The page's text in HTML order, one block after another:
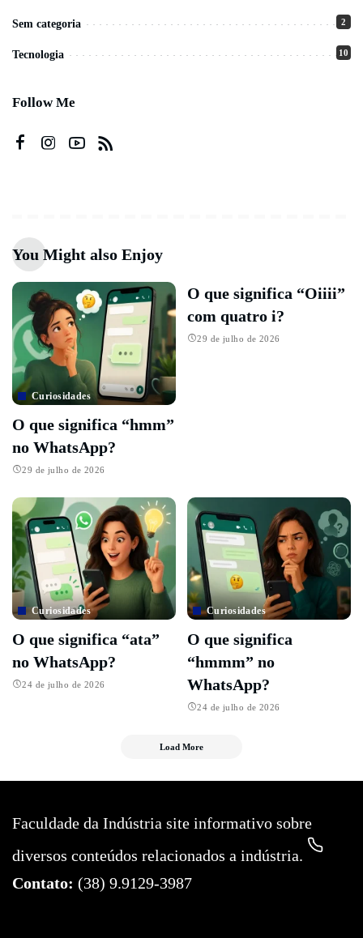
Sem categoria 2
Tecnologia 10
Follow Me
You Might also Enjoy
Curiosidades
O que significa “hmm”
no WhatsApp?
29 de julho de 2026
O que significa “Oiiii”
com quatro i?
29 de julho de 2026
Curiosidades
O que significa “ata”
no WhatsApp?
24 de julho de 2026
Curiosidades
O que significa
“hmmm” no
WhatsApp?
24 de julho de 2026
Load More
Faculdade da Indústria site informativo sobre
diversos conteúdos relacionados a indústria.
Contato: (38) 9.9129-3987